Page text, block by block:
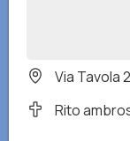
Via Tavola
Rito